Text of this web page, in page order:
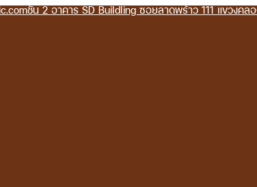
ชั้น 2 อาคาร SD Buildling ซอยลาดพร้าว 111 แขวงคล